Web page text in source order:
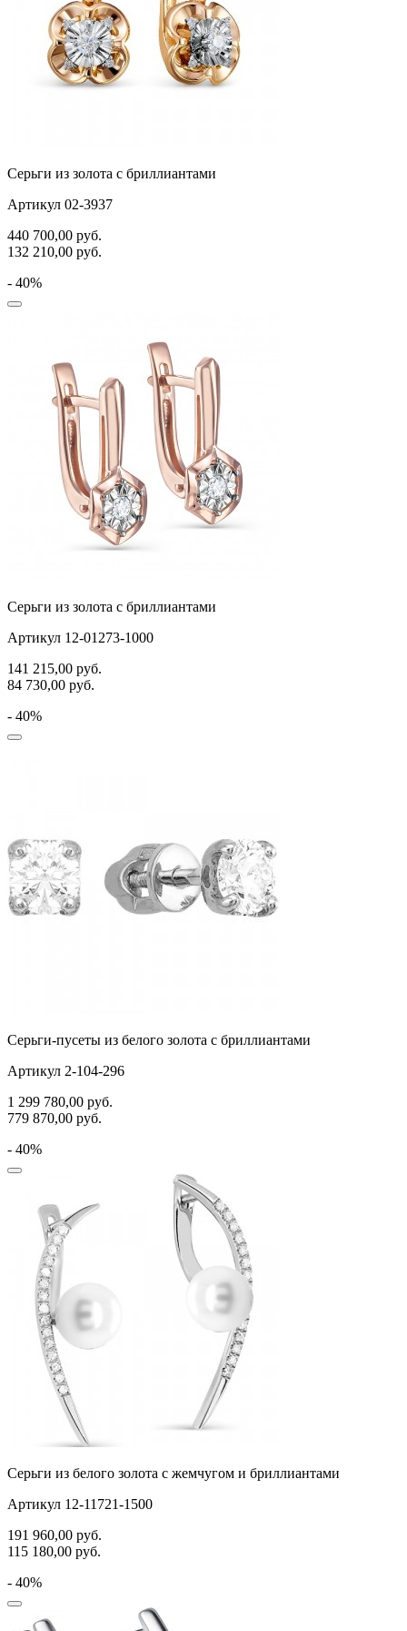
Серьги из золота с бриллиантами
Артикул 02-3937
440 700,00 руб.
132 210,00 руб.
- 40%
Серьги из золота с бриллиантами
Артикул 12-01273-1000
141 215,00 руб.
84 730,00 руб.
- 40%
Серьги-пусеты из белого золота с бриллиантами
Артикул 2-104-296
1 299 780,00 руб.
779 870,00 руб.
- 40%
Серьги из белого золота с жемчугом и бриллиантами
Артикул 12-11721-1500
191 960,00 руб.
115 180,00 руб.
- 40%